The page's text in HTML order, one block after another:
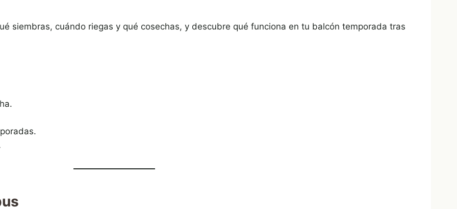
siembras, cuándo riegas y qué cosechas, y descubre qué funciona en tu balcón temporada tras